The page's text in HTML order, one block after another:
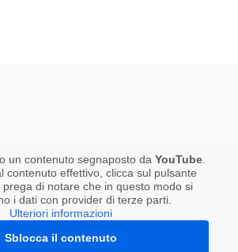
un contenuto segnaposto da YouTube
contenuto effettivo, clicca sul pulsante
prega di notare che in questo modo si
i dati con provider di terze parti.
Ulteriori informazioni
Sblocca il contenuto